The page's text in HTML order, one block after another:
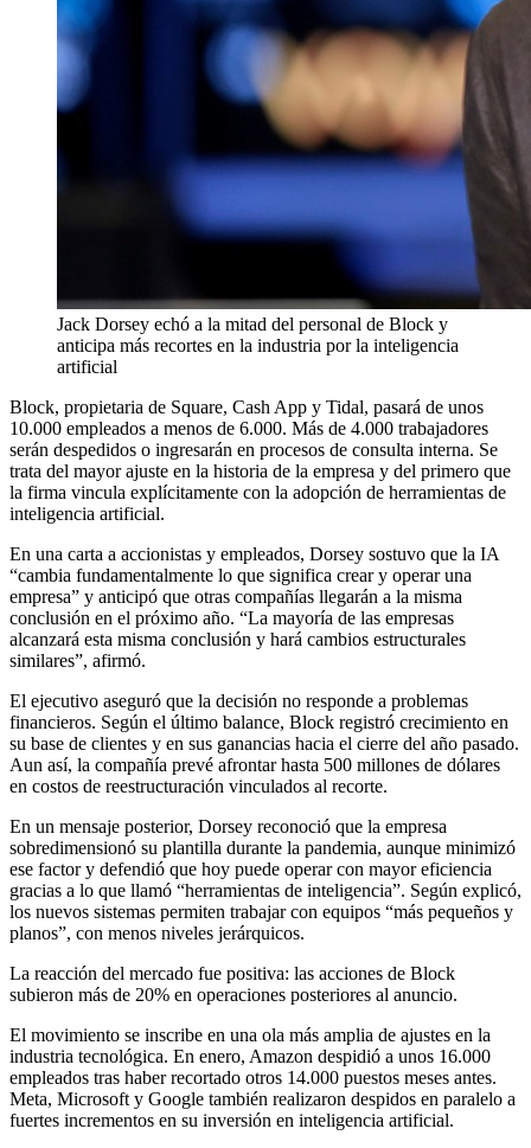
Jack Dorsey echó a la mitad del personal de Block y
anticipa más recortes en la industria por la inteligencia
artificial
Block, propietaria de Square, Cash App y Tidal, pasará de unos
10.000 empleados a menos de 6.000. Más de 4.000 trabajadores
serán despedidos o ingresarán en procesos de consulta interna. Se
trata del mayor ajuste en la historia de la empresa y del primero que
la firma vincula explícitamente con la adopción de herramientas de
inteligencia artificial.
En una carta a accionistas y empleados, Dorsey sostuvo que la IA
“cambia fundamentalmente lo que significa crear y operar una
empresa” y anticipó que otras compañías llegarán a la misma
conclusión en el próximo año. “La mayoría de las empresas
alcanzará esta misma conclusión y hará cambios estructurales
similares”, afirmó.
El ejecutivo aseguró que la decisión no responde a problemas
financieros. Según el último balance, Block registró crecimiento en
su base de clientes y en sus ganancias hacia el cierre del año pasado.
Aun así, la compañía prevé afrontar hasta 500 millones de dólares
en costos de reestructuración vinculados al recorte.
En un mensaje posterior, Dorsey reconoció que la empresa
sobredimensionó su plantilla durante la pandemia, aunque minimizó
ese factor y defendió que hoy puede operar con mayor eficiencia
gracias a lo que llamó “herramientas de inteligencia”. Según explicó,
los nuevos sistemas permiten trabajar con equipos “más pequeños y
planos”, con menos niveles jerárquicos.
La reacción del mercado fue positiva: las acciones de Block
subieron más de 20% en operaciones posteriores al anuncio.
El movimiento se inscribe en una ola más amplia de ajustes en la
industria tecnológica. En enero, Amazon despidió a unos 16.000
empleados tras haber recortado otros 14.000 puestos meses antes.
Meta, Microsoft y Google también realizaron despidos en paralelo a
fuertes incrementos en su inversión en inteligencia artificial.